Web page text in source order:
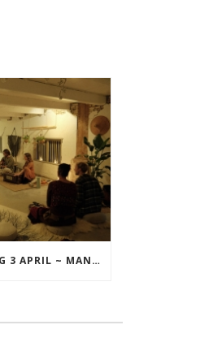
KIRTAN VRIJDAG 3 APRIL ~ MANTRAZINGEN MET DIEDERICK IN LEEUWARDEN